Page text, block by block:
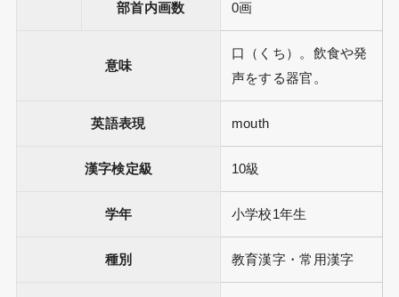
部首内画数 0画
意味
口（くち）。飲食や発
声をする器官。
英語表現 mouth
漢字検定級 10級
学年 小学校1年生
種別 教育漢字・常用漢字